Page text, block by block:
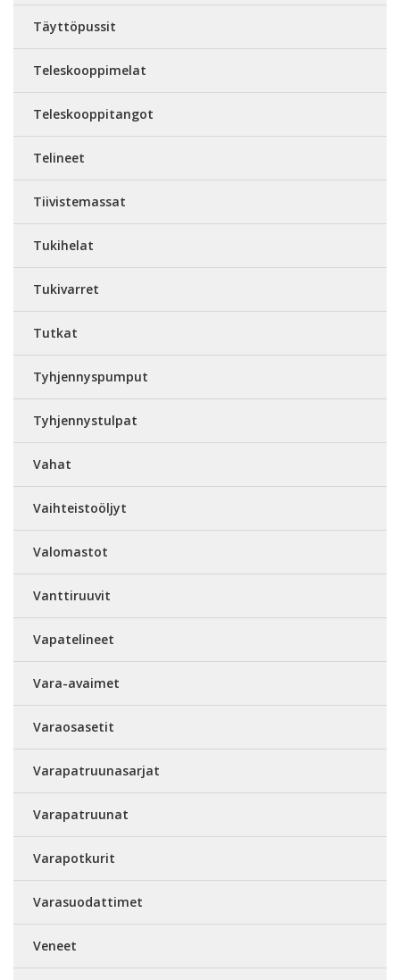
Täyttöpussit
Teleskooppimelat
Teleskooppitangot
Telineet
Tiivistemassat
Tukihelat
Tukivarret
Tutkat
Tyhjennyspumput
Tyhjennystulpat
Vahat
Vaihteistoöljyt
Valomastot
Vanttiruuvit
Vapatelineet
Vara-avaimet
Varaosasetit
Varapatruunasarjat
Varapatruunat
Varapotkurit
Varasuodattimet
Veneet